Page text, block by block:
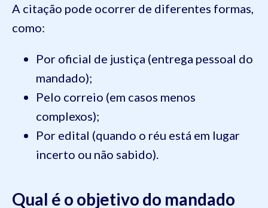
A citação pode ocorrer de diferentes formas,
como:
Por oficial de justiça (entrega pessoal do
mandado);
Pelo correio (em casos menos
complexos);
Por edital (quando o réu está em lugar
incerto ou não sabido).
Qual é o objetivo do mandado